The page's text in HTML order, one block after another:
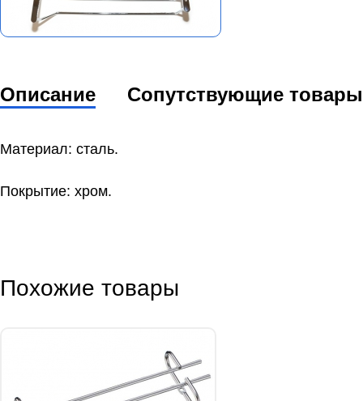
Описание Сопутствующие товары
Материал: сталь.
Покрытие: хром.
Похожие товары